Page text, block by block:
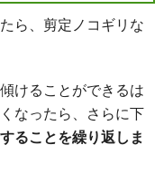
ら、剪定ノコギリな
けることができるは
なったら、さらに下
ることを繰り返しま